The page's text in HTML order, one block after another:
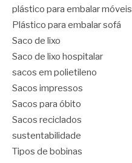
plástico para embalar móveis
Plástico para embalar sofá
Saco de lixo
Saco de lixo hospitalar
sacos em polietileno
Sacos impressos
Sacos para óbito
Sacos reciclados
sustentabilidade
Tipos de bobinas